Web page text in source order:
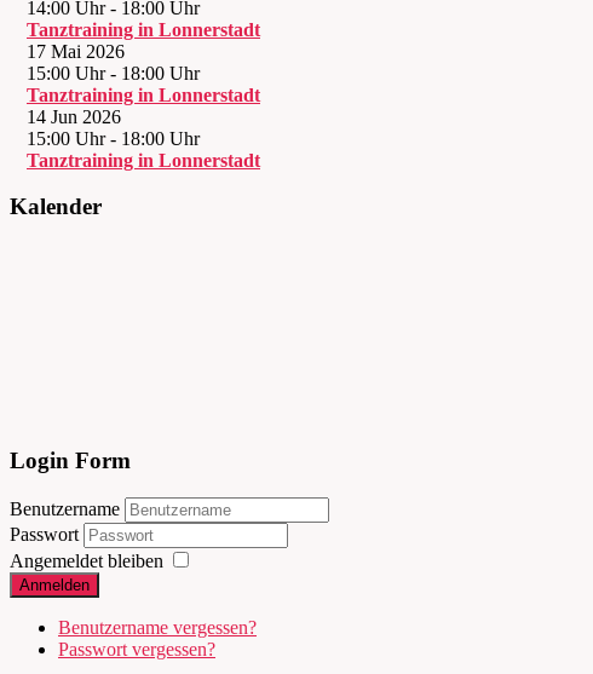
14:00 Uhr- 18:00 Uhr
Tanztraining in Lonnerstadt
17 Mai 2026
15:00 Uhr- 18:00 Uhr
Tanztraining in Lonnerstadt
14 Jun 2026
15:00 Uhr- 18:00 Uhr
Tanztraining in Lonnerstadt
Kalender
Login Form
Benutzername
Passwort
Angemeldet bleiben
Anmelden
Benutzername vergessen?
Passwort vergessen?